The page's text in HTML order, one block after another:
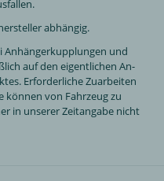
abhängig.
Anhängerkupplungen und
auf den eigentlichen An-
Erforderliche Zuarbeiten
können von Fahrzeug zu
in unserer Zeitangabe nicht